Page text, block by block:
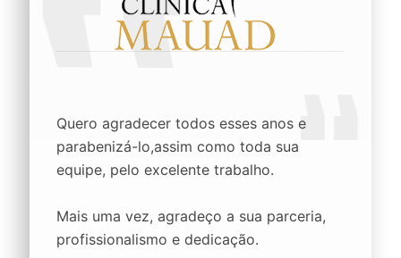
Quero agradecer todos esses anos e
parabenizá-lo,assim como toda sua
equipe, pelo excelente trabalho.
Mais uma vez, agradeço a sua parceria,
profissionalismo e dedicação.